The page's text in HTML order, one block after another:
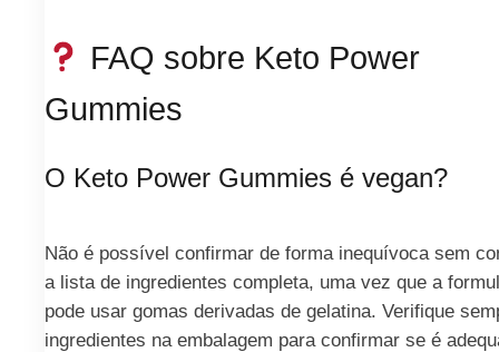
FAQ sobre Keto Power
Gummies
O Keto Power Gummies é vegan?
Não é possível confirmar de forma inequívoca sem
a lista de ingredientes completa, uma vez que a
pode usar gomas derivadas de gelatina. Verifique
ingredientes na embalagem para confirmar se é